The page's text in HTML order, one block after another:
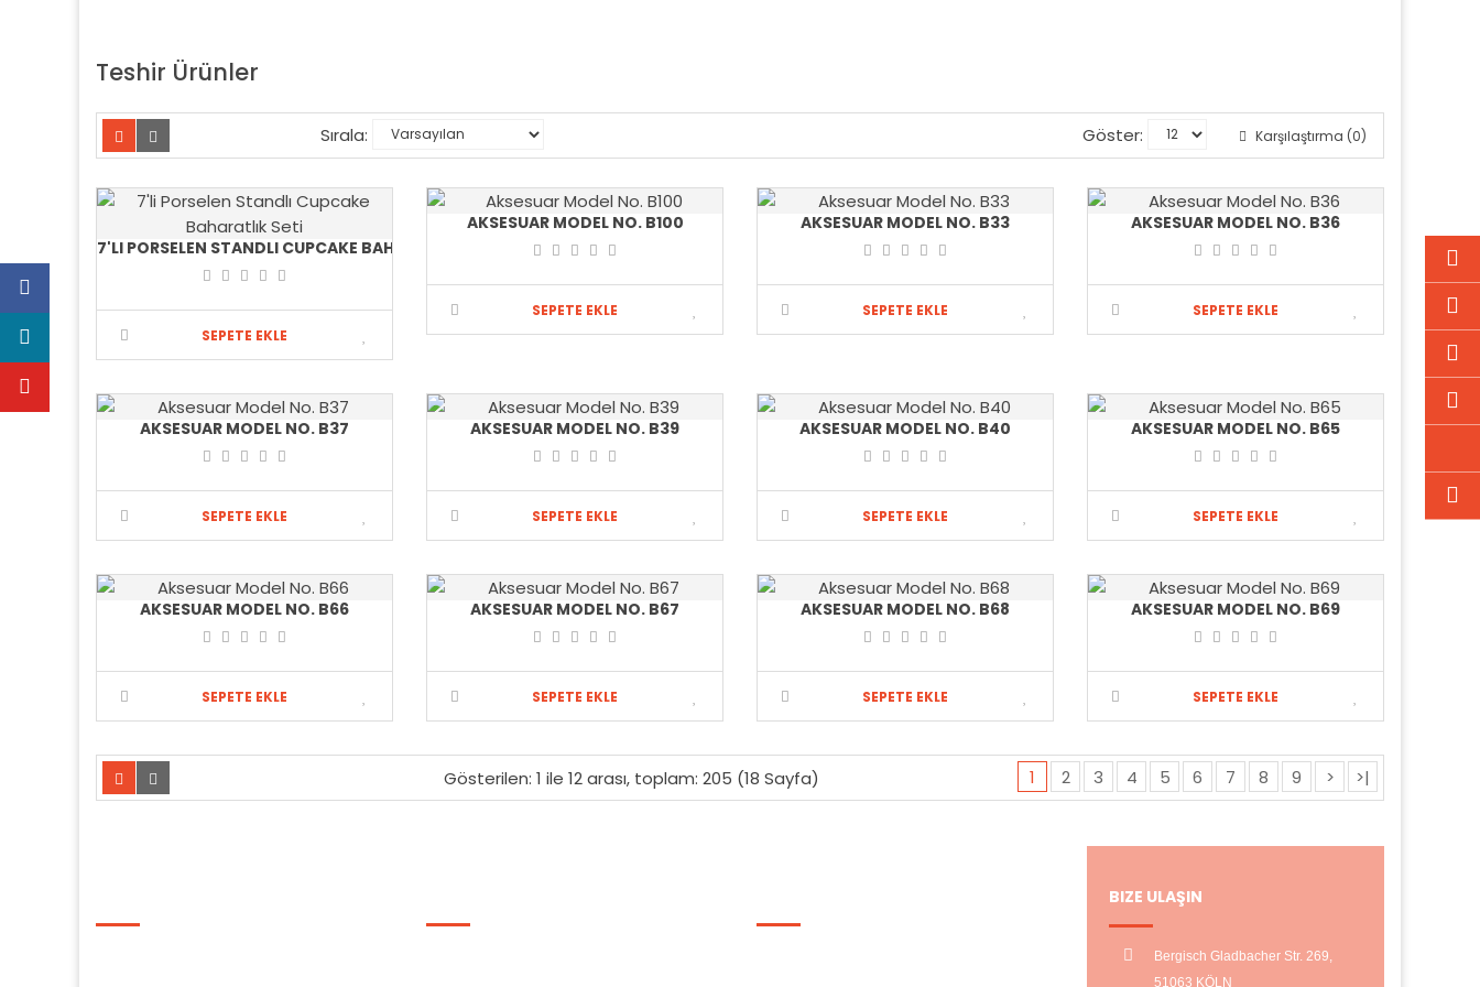
Teshir Ürünler
Sırala: Göster: Karşılaştırma (0)
7'LI PORSELEN STANDLI CUPCAKE BAHARATLIK SETI
AKSESUAR MODEL NO. B100 AKSESUAR MODEL NO. B33 AKSESUAR MODEL NO. B36
AKSESUAR MODEL NO. B37 AKSESUAR MODEL NO. B39 AKSESUAR MODEL NO. B40 AKSESUAR MODEL NO. B65
AKSESUAR MODEL NO. B66 AKSESUAR MODEL NO. B67 AKSESUAR MODEL NO. B68 AKSESUAR MODEL NO. B69
Gösterilen: 1 ile 12 arası, toplam: 205 (18 Sayfa) 1 2 3 4 5 6 7 8 9 > >|
BIZE ULAŞIN
Bergisch Gladbacher Str. 269,
51063 KÖLN